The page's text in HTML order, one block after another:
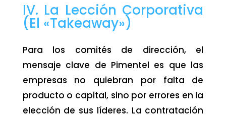
IV. La Lección Corporativa
(El «Takeaway»)
Para los comités de dirección, el
mensaje clave de Pimentel es que las
empresas no quiebran por falta de
producto o capital, sino por errores en la
elección de sus líderes. La contratación